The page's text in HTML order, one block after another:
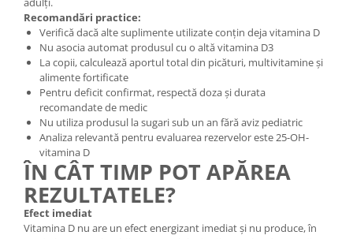
Recomandări practice:
Verifică dacă alte suplimente utilizate conțin deja vitamina D
Nu asocia automat produsul cu o altă vitamina D3
La copii, calculează aportul total din picături, multivitamine și
alimente fortificate
Pentru deficit confirmat, respectă doza și durata
recomandate de medic
Nu utiliza produsul la sugari sub un an fără aviz pediatric
Analiza relevantă pentru evaluarea rezervelor este 25-OH-
vitamina D
ÎN CÂT TIMP POT APĂREA
REZULTATELE?
Efect imediat
Vitamina D nu are un efect energizant imediat și nu produce, în